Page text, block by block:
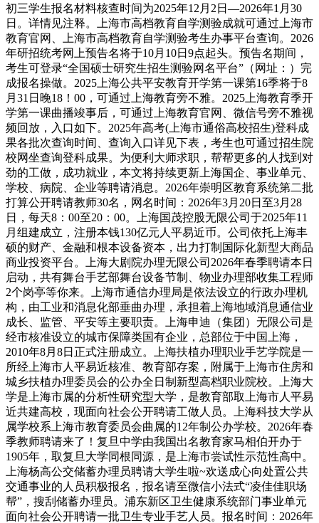
初三学生报名材料核查时间为2025年12月2日—2026年1月30
日。详情见注释。上海市高档教育自学测验成就可通过上海市
教育官网、上海市高档教育自学测验考生办事平台查询。2026
年研招统考网上预告名将于10月10日9点起头。预告名期间，
考生可登录“全国硕士研究生招生测验网名平台”（网址：）完
成报名操做。2025上海公共平安教育开学第一课第16季将于8
月31日晚18！00，可通过上海教育旁不雅。2025上海教育季开
学第一课曲播竣事后，可通过上海教育官网、微信号旁不雅视
频回放，入口如下。2025年高考(上海市通俗高校招生)登科成
果各批次查询时间、查询入口详见下表，考生也可通过招生院
校网坐查询登科成果。为便利大师求职，帮帮更多的人找到对
劲的工做，成功就业，本文将持续更新上海国企、事业单元、
学校、病院、企业等聘请消息。2026年崇明区教育系统第二批
打算公开聘请教师30名，网名时间：2026年3月20日至3月28
日，每天8：00至20：00。上海国茂控股无限公司于2025年11
月组建成立，注册本钱130亿元人平易近币。公司依托上海丰
硕的财产、金融和根本设备资本，出力打制国际化新型大商品
商业投资平台。上海大剧院办理无限公司2026年春季聘请本日
启动，共有舞台手艺部舞台设备节制、物业办理部收集工程师
2个岗亭等你来。上海市通信办理局是依法设立的行政办理机
构，由工业和消息化部垂曲办理，承担着上海地域消息通信业
成长、监管、平安等主要职责。上海申迪（集团）无限公司是
经市核准设立的城市保障类国有企业，总部位于中国上海，
2010年8月8日正式注册成立。上海扶植办理职业手艺学院是一
所经上海市人平易近核准、教育部存案，附属于上海市住房和
城乡扶植办理委员会的公办全日制新型高档职业院校。上海大
学是上海市属的分析性研究型大学，是教育部取上海市人平易
近共建高校，现面向社会公开聘请工做人员。上海科技大学从
属学校系上海市教育委员会曲属的12年制公办学校。2026年春
季教师聘请来了！复旦中学由我国出名教育家马相伯开办于
1905年，取复旦大学同根同源，是上海市尝试性示范性高中。
上海杨高公交储蓄办理员聘请大学生啦~欢送成心向处置公共
交通事业的人员积极报名，报名请至微信小法式“凌佳佳职场
帮”，搜刮储蓄办理员。浦东新区卫生健康系统部门事业单元
面向社会公开聘请一批卫生专业手艺人员。报名时间：2026年